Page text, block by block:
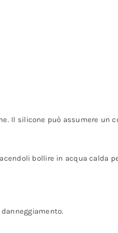
Il silicone può assumere un
bollire in acqua calda